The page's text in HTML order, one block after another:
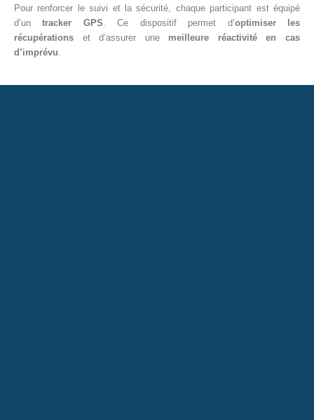
Pour renforcer le suivi et la sécurité, chaque participant est équipé
d’untracker GPS. Ce dispositif permet d’optimiser les
récupérations et d’assurer une meilleure réactivité en cas
d’imprévu.